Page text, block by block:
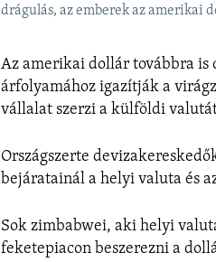
drágulás, az emberek az amerikai
Az amerikai dollár továbbra
árfolyamához igazítják a
vállalat szerzi a külföldi
Országszerte
bejáratainál a helyi valuta és
Sok zimbabwei, aki helyi
feketepiacon beszerezni a